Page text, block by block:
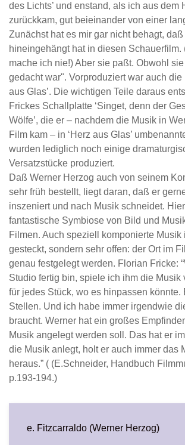
des Lichts’ und enstand, als ich aus dem
zurückkam, gut beieinander von einer
Zunächst hat es mir gar nicht behagt,
hineingehängt hat in diesen Schauerfilm.
mache ich nie!) Aber sie paßt. Obwohl
gedacht war". Vorproduziert war auch die
aus Glas’. Die wichtigen Teile daraus
Frickes Schallplatte ‘Singet, denn der
Wölfe’, die er – nachdem die Musik in
Film kam – in ‘Herz aus Glas’
wurden lediglich noch einige
Versatzstücke produziert.
Daß Werner Herzog auch von seinem
sehr früh bestellt, liegt daran, daß er
inszeniert und nach Musik schneidet.
fantastische Symbiose von Bild und
Filmen. Auch speziell komponierte Musik
gesteckt, sondern sehr offen: der Ort im
genau festgelegt werden. Florian Fricke:
Studio fertig bin, spiele ich ihm die Musik
für jedes Stück, wo es hinpassen könnte.
Stellen. Und ich habe immer irgendwie
braucht. Werner hat ein großes
Musik angelegt werden soll. Das hat er
die Musik anlegt, holt er auch immer das
heraus.” ( (E.Schneider, Handbuch
p.193-194.)
e. Fitzcarraldo (Werner Herzog)